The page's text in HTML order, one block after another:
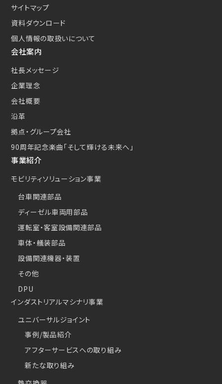
サイトマップ
資料ダウンロード
個人情報の取扱いについて
会社案内
社長メッセージ
企業理念
会社概要
沿革
拠点・グループ会社
90周年記念楽曲 「そして輝ける未来へ」
事業紹介
モビリティソリューション事業
台車関連部品
ディーゼル車両用部品
運転室・客室設備関連部品
車体・艤装部品
設備関連機器・装置
その他
DPU
インダストリアルマシナリ事業
ユニバーサルジョイント
事例/製品紹介
アフターサービスへの取り組み
新たな取り組み